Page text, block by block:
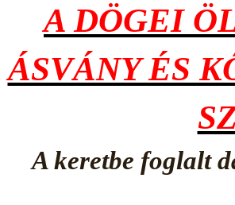
A DÖGEI
ÁSVÁNY ÉS
A keretbe foglalt